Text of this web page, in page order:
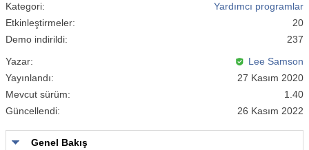
Kategori:
Yardımcı programlar
Etkinleştirmeler:
20
Demo indirildi:
237
Yazar:
Lee Samson
Yayınlandı:
27 Kasım 2020
Mevcut sürüm:
1.40
Güncellendi:
26 Kasım 2022
Genel Bakış